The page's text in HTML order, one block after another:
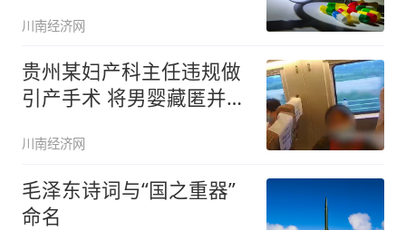
川南经济网
贵州某妇产科主任违规做
引产手术 将男婴藏匿并私
川南经济网
毛泽东诗词与“国之重器”
命名